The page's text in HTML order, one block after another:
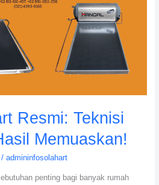
Resmi: Teknisi
Memuaskan!
/ admininfosolahart
penting bagi banyak rumah